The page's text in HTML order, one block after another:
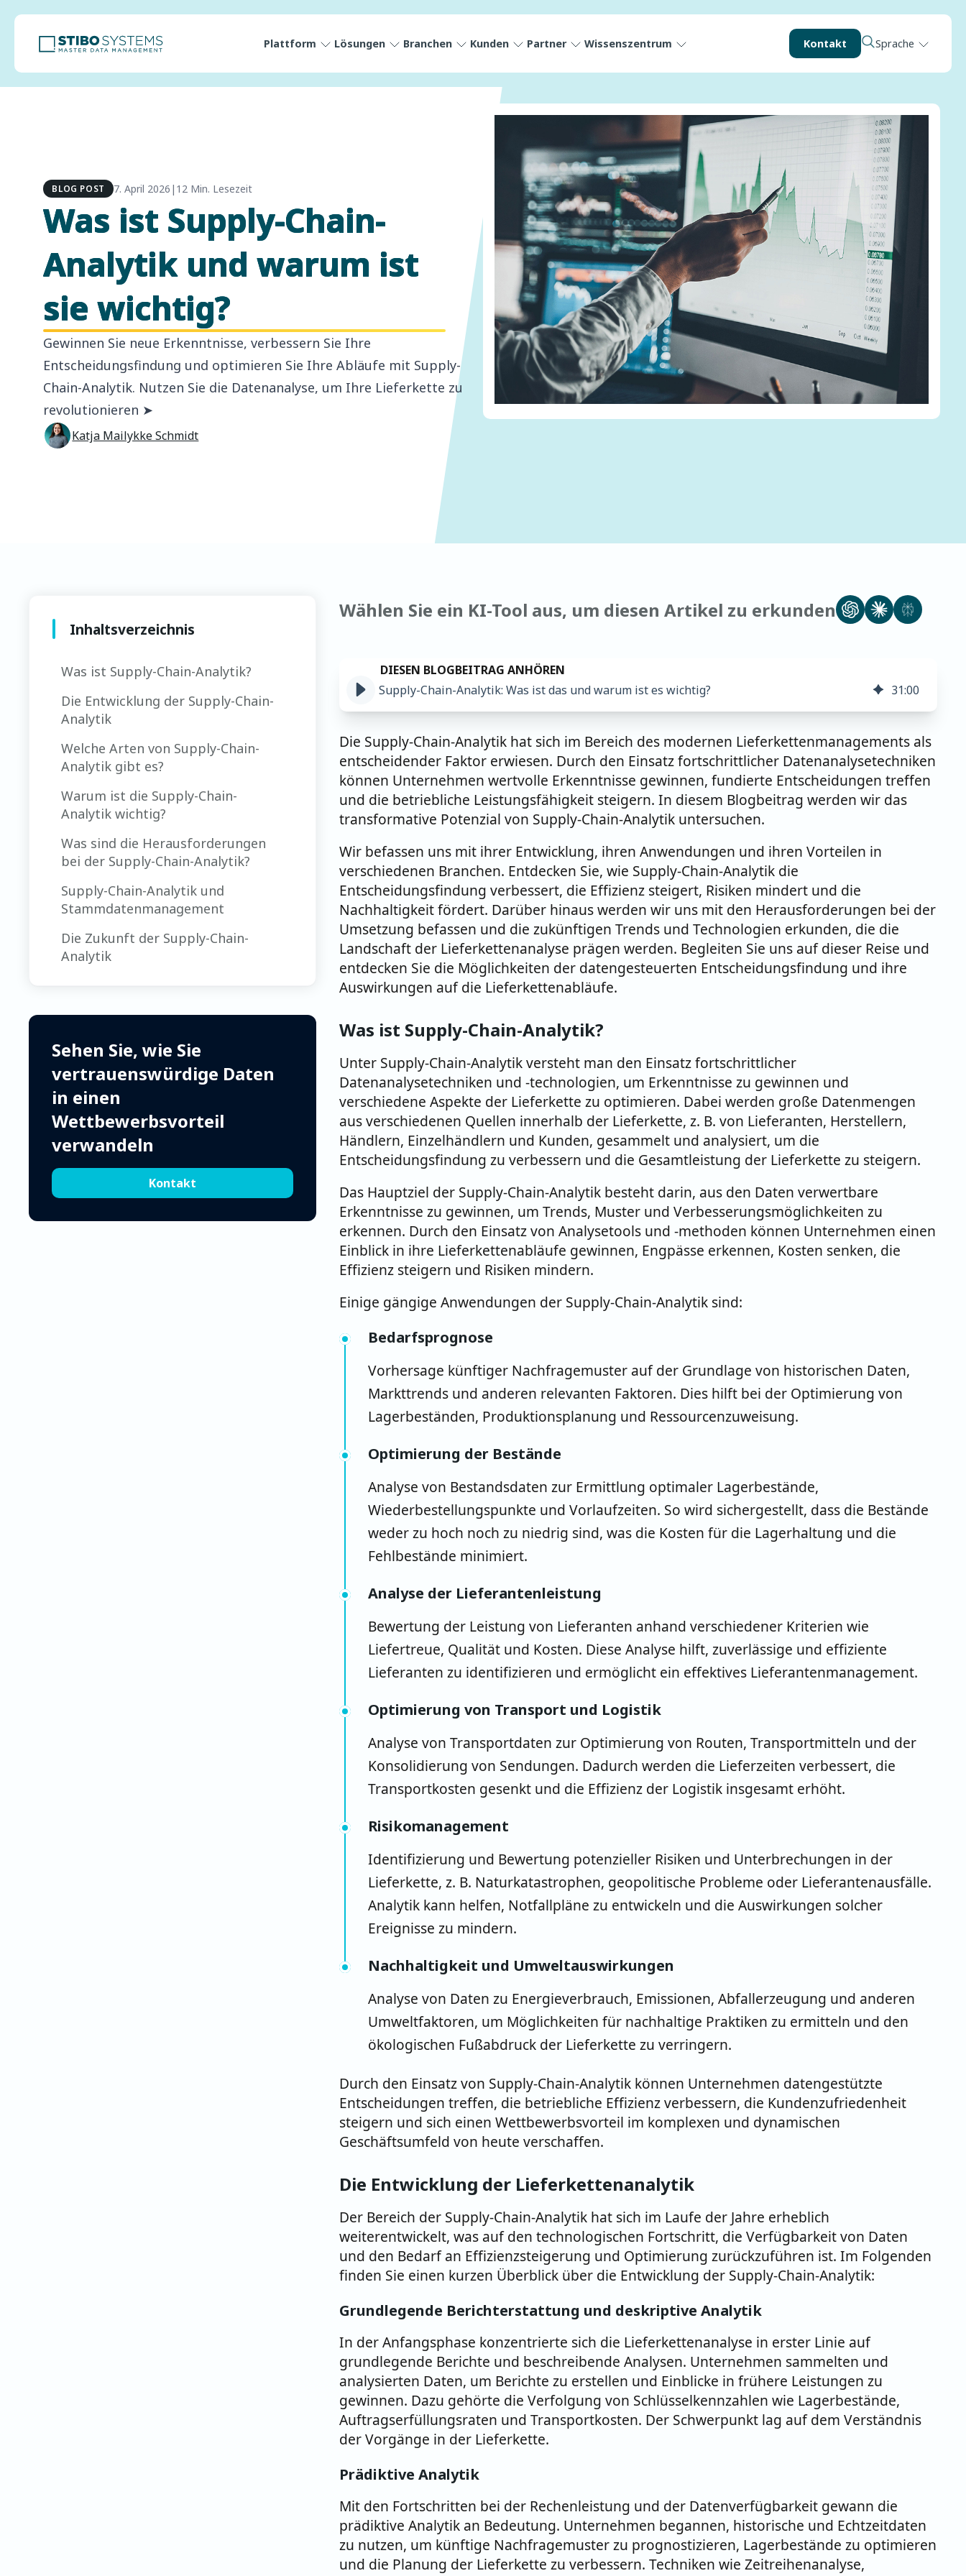
Plattform Lösungen Branchen Kunden Partner Wissenszentrum Kontakt Sprache
BLOG POST 7. April 2026 | 12 Min. Lesezeit
Was ist Supply-Chain-
Analytik und warum ist
sie wichtig?
Gewinnen Sie neue Erkenntnisse, verbessern Sie Ihre
Entscheidungsfindung und optimieren Sie Ihre Abläufe mit Supply-
Chain-Analytik. Nutzen Sie die Datenanalyse, um Ihre Lieferkette zu
revolutionieren ➤
Katja Mailykke Schmidt
Inhaltsverzeichnis
Was ist Supply-Chain-Analytik?
Die Entwicklung der Supply-Chain-
Analytik
Welche Arten von Supply-Chain-
Analytik gibt es?
Warum ist die Supply-Chain-
Analytik wichtig?
Was sind die Herausforderungen
bei der Supply-Chain-Analytik?
Supply-Chain-Analytik und
Stammdatenmanagement
Die Zukunft der Supply-Chain-
Analytik
Sehen Sie, wie Sie
vertrauenswürdige Daten
in einen
Wettbewerbsvorteil
verwandeln
Kontakt
Wählen Sie ein KI-Tool aus, um diesen Artikel zu erkunden
Supply-Chain-Analytik: Was ist das und warum ist es wichtig? 31:00
Die Supply-Chain-Analytik hat sich im Bereich des modernen Lieferkettenmanagements als
entscheidender Faktor erwiesen. Durch den Einsatz fortschrittlicher Datenanalysetechniken
können Unternehmen wertvolle Erkenntnisse gewinnen, fundierte Entscheidungen treffen
und die betriebliche Leistungsfähigkeit steigern. In diesem Blogbeitrag werden wir das
transformative Potenzial von Supply-Chain-Analytik untersuchen.
Wir befassen uns mit ihrer Entwicklung, ihren Anwendungen und ihren Vorteilen in
verschiedenen Branchen. Entdecken Sie, wie Supply-Chain-Analytik die
Entscheidungsfindung verbessert, die Effizienz steigert, Risiken mindert und die
Nachhaltigkeit fördert. Darüber hinaus werden wir uns mit den Herausforderungen bei der
Umsetzung befassen und die zukünftigen Trends und Technologien erkunden, die die
Landschaft der Lieferkettenanalyse prägen werden. Begleiten Sie uns auf dieser Reise und
entdecken Sie die Möglichkeiten der datengesteuerten Entscheidungsfindung und ihre
Auswirkungen auf die Lieferkettenabläufe.
Was ist Supply-Chain-Analytik?
Unter Supply-Chain-Analytik versteht man den Einsatz fortschrittlicher
Datenanalysetechniken und -technologien, um Erkenntnisse zu gewinnen und
verschiedene Aspekte der Lieferkette zu optimieren. Dabei werden große Datenmengen
aus verschiedenen Quellen innerhalb der Lieferkette, z. B. von Lieferanten, Herstellern,
Händlern, Einzelhändlern und Kunden, gesammelt und analysiert, um die
Entscheidungsfindung zu verbessern und die Gesamtleistung der Lieferkette zu steigern.
Das Hauptziel der Supply-Chain-Analytik besteht darin, aus den Daten verwertbare
Erkenntnisse zu gewinnen, um Trends, Muster und Verbesserungsmöglichkeiten zu
erkennen. Durch den Einsatz von Analysetools und -methoden können Unternehmen einen
Einblick in ihre Lieferkettenabläufe gewinnen, Engpässe erkennen, Kosten senken, die
Effizienz steigern und Risiken mindern.
Einige gängige Anwendungen der Supply-Chain-Analytik sind:
Bedarfsprognose
Vorhersage künftiger Nachfragemuster auf der Grundlage von historischen Daten,
Markttrends und anderen relevanten Faktoren. Dies hilft bei der Optimierung von
Lagerbeständen, Produktionsplanung und Ressourcenzuweisung.
Optimierung der Bestände
Analyse von Bestandsdaten zur Ermittlung optimaler Lagerbestände,
Wiederbestellungspunkte und Vorlaufzeiten. So wird sichergestellt, dass die Bestände
weder zu hoch noch zu niedrig sind, was die Kosten für die Lagerhaltung und die
Fehlbestände minimiert.
Analyse der Lieferantenleistung
Bewertung der Leistung von Lieferanten anhand verschiedener Kriterien wie
Liefertreue, Qualität und Kosten. Diese Analyse hilft, zuverlässige und effiziente
Lieferanten zu identifizieren und ermöglicht ein effektives Lieferantenmanagement.
Optimierung von Transport und Logistik
Analyse von Transportdaten zur Optimierung von Routen, Transportmitteln und der
Konsolidierung von Sendungen. Dadurch werden die Lieferzeiten verbessert, die
Transportkosten gesenkt und die Effizienz der Logistik insgesamt erhöht.
Risikomanagement
Identifizierung und Bewertung potenzieller Risiken und Unterbrechungen in der
Lieferkette, z. B. Naturkatastrophen, geopolitische Probleme oder Lieferantenausfälle.
Analytik kann helfen, Notfallpläne zu entwickeln und die Auswirkungen solcher
Ereignisse zu mindern.
Nachhaltigkeit und Umweltauswirkungen
Analyse von Daten zu Energieverbrauch, Emissionen, Abfallerzeugung und anderen
Umweltfaktoren, um Möglichkeiten für nachhaltige Praktiken zu ermitteln und den
ökologischen Fußabdruck der Lieferkette zu verringern.
Durch den Einsatz von Supply-Chain-Analytik können Unternehmen datengestützte
Entscheidungen treffen, die betriebliche Effizienz verbessern, die Kundenzufriedenheit
steigern und sich einen Wettbewerbsvorteil im komplexen und dynamischen
Geschäftsumfeld von heute verschaffen.
Die Entwicklung der Lieferkettenanalytik
Der Bereich der Supply-Chain-Analytik hat sich im Laufe der Jahre erheblich
weiterentwickelt, was auf den technologischen Fortschritt, die Verfügbarkeit von Daten
und den Bedarf an Effizienzsteigerung und Optimierung zurückzuführen ist. Im Folgenden
finden Sie einen kurzen Überblick über die Entwicklung der Supply-Chain-Analytik:
Grundlegende Berichterstattung und deskriptive Analytik
In der Anfangsphase konzentrierte sich die Lieferkettenanalyse in erster Linie auf
grundlegende Berichte und beschreibende Analysen. Unternehmen sammelten und
analysierten Daten, um Berichte zu erstellen und Einblicke in frühere Leistungen zu
gewinnen. Dazu gehörte die Verfolgung von Schlüsselkennzahlen wie Lagerbestände,
Auftragserfüllungsraten und Transportkosten. Der Schwerpunkt lag auf dem Verständnis
der Vorgänge in der Lieferkette.
Prädiktive Analytik
Mit den Fortschritten bei der Rechenleistung und der Datenverfügbarkeit gewann die
prädiktive Analytik an Bedeutung. Unternehmen begannen, historische und Echtzeitdaten
zu nutzen, um künftige Nachfragemuster zu prognostizieren, Lagerbestände zu optimieren
und die Planung der Lieferkette zu verbessern. Techniken wie Zeitreihenanalyse,